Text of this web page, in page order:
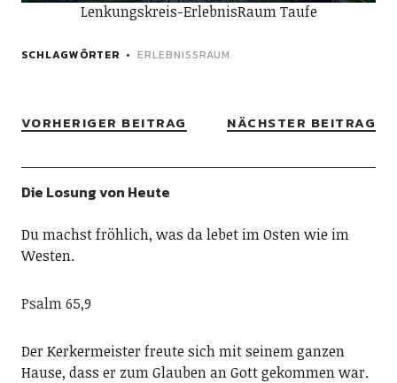
Lenkungskreis-ErlebnisRaum Taufe
SCHLAGWÖRTER ERLEBNISSRAUM
VORHERIGER BEITRAG NÄCHSTER BEITRAG
Die Losung von Heute
Du machst fröhlich, was da lebet im Osten wie im
Westen.
Psalm 65,9
Der Kerkermeister freute sich mit seinem ganzen
Hause, dass er zum Glauben an Gott gekommen war.